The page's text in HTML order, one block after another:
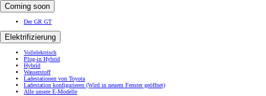
Coming soon
Der GR GT
Elektrifizierung
Vollelektrisch
Plug-in Hybrid
Hybrid
Wasserstoff
Ladestationen von Toyota
Ladestation konfigurieren (Wird in neuem Fenster geöffnet)
Alle unsere E-Modelle